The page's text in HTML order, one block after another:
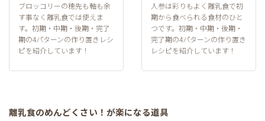
ブロッコリーの穂先も軸も余
す事なく離乳食では使えま
す。初期・中期・後期・完了
期の4パターンの作り置きレシ
ピを紹介しています！
人参は彩りもよく離乳食で初
期から食べられる食材のひと
つです。初期・中期・後期・
完了期の4パターンの作り置き
レシピを紹介しています！
離乳食のめんどくさい！が楽になる道具